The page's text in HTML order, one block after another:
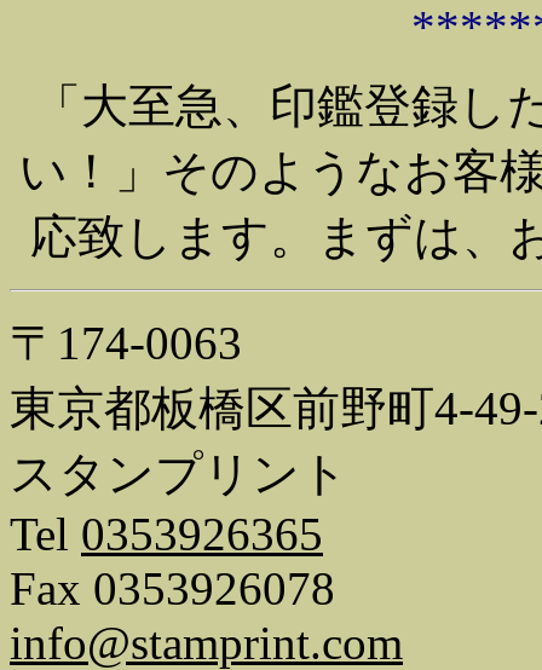
「大至急、印鑑登録し
い！」そのようなお客
応致します。まずは、
〒174-0063
東京都板橋区前野町4-
スタンプリント
Tel 0353926365
Fax 0353926078
info@stamprint.com